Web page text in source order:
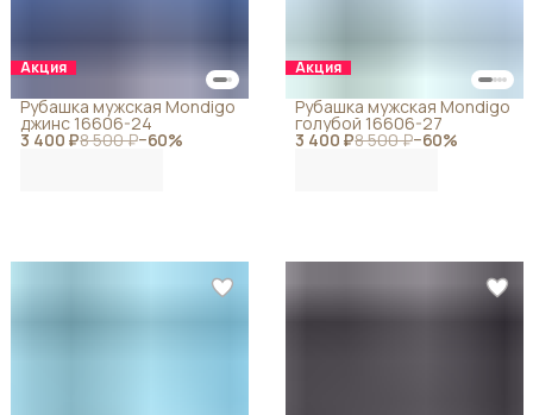
Акция
3 400 ₽8 500 ₽−60%
Рубашка мужская Mondigo
джинс 16606-24
Акция
3 400 ₽8 500 ₽−60%
Рубашка мужская Mondigo
голубой 16606-27